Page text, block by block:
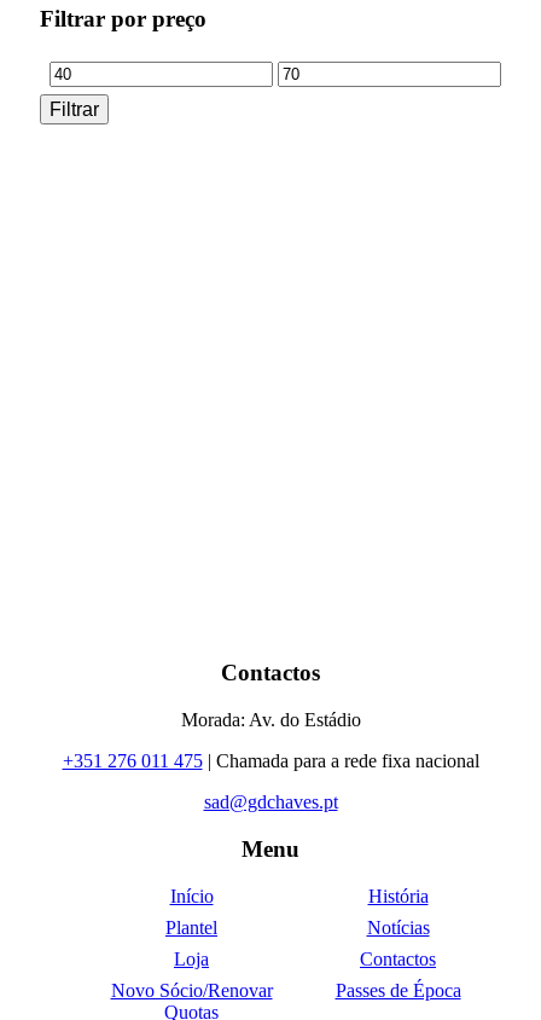
Filtrar por preço
Preço
mínimo
Preço
Filtrar
Contactos
Morada: Av. do Estádio
+351 276 011 475| Chamada para a rede fixa nacional
sad@gdchaves.pt
Menu
Início
História
Plantel
Notícias
Loja
Contactos
Novo Sócio/Renovar
Quotas
Passes de Época